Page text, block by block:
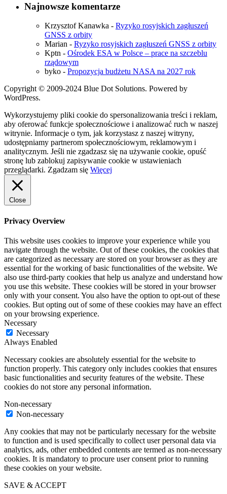
Najnowsze komentarze
Krzysztof Kanawka - Ryzyko rosyjskich zagłuszeń
GNSS z orbity
Marian - Ryzyko rosyjskich zagłuszeń GNSS z orbity
Kptn - Ośrodek ESA w Polsce – prace na szczeblu
rządowym
byko - Propozycja budżetu NASA na 2027 rok
Copyright © 2009-2024 Blue Dot Solutions. Powered by
WordPress.
Wykorzystujemy pliki cookie do spersonalizowania treści i reklam,
aby oferować funkcje społecznościowe i analizować ruch w naszej
witrynie. Informacje o tym, jak korzystasz z naszej witryny,
udostępniamy partnerom społecznościowym, reklamowym i
analitycznym. Jeśli nie zgadzasz się na używanie cookie, opuść
stronę lub zablokuj zapisywanie cookie w ustawieniach
przeglądarki. Zgadzam się Więcej
Close
Privacy Overview
This website uses cookies to improve your experience while you
navigate through the website. Out of these cookies, the cookies that
are categorized as necessary are stored on your browser as they are
essential for the working of basic functionalities of the website. We
also use third-party cookies that help us analyze and understand how
you use this website. These cookies will be stored in your browser
only with your consent. You also have the option to opt-out of these
cookies. But opting out of some of these cookies may have an effect
on your browsing experience.
Necessary
Necessary
Always Enabled
Necessary cookies are absolutely essential for the website to
function properly. This category only includes cookies that ensures
basic functionalities and security features of the website. These
cookies do not store any personal information.
Non-necessary
Non-necessary
Any cookies that may not be particularly necessary for the website
to function and is used specifically to collect user personal data via
analytics, ads, other embedded contents are termed as non-necessary
cookies. It is mandatory to procure user consent prior to running
these cookies on your website.
SAVE & ACCEPT